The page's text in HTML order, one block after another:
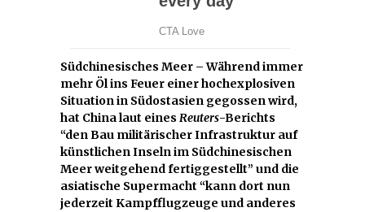
Südchinesisches Meer – Während immer
mehr Öl ins Feuer einer hochexplosiven
Situation in Südostasien gegossen wird,
hat China laut eines Reuters-Berichts
“den Bau militärischer Infrastruktur auf
künstlichen Inseln im Südchinesischen
Meer weitgehend fertiggestellt” und die
asiatische Supermacht “kann dort nun
jederzeit Kampfflugzeuge und anderes